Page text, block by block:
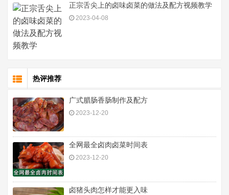
正宗舌尖上的卤味卤菜的做法及配方视频教学
2023-04-08
热评推荐
广式腊肠香肠制作及配方
2023-12-20
全网最全卤肉卤菜时间表
2023-12-20
卤猪头肉怎样才能更入味